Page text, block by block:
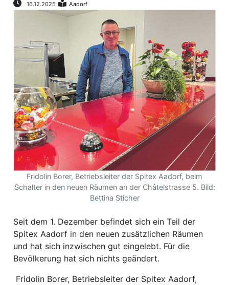
Hagenbuch
Paper
Region
16.12.2025 Aadorf
Fridolin Borer, Betriebsleiter der Spitex Aadorf, beim
Schalter in den neuen Räumen an der Châtelstrasse 5. Bild:
Bettina Sticher
Seit dem 1. Dezember befindet sich ein Teil der
Spitex Aadorf in den neuen zusätzlichen Räumen
und hat sich inzwischen gut eingelebt. Für die
Bevölkerung hat sich nichts geändert.
Fridolin Borer, Betriebsleiter der Spitex Aadorf,